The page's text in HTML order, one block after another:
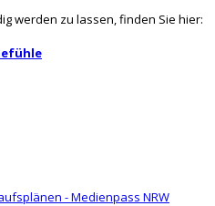
werden zu lassen, finden Sie hier:
- Medienpass NRW